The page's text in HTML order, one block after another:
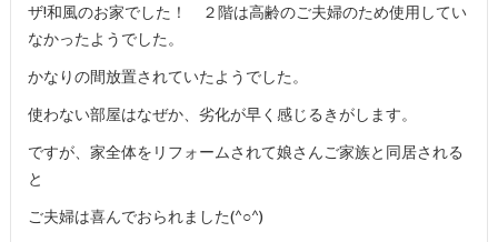
ザ!和風のお家でした！ ２階は高齢のご夫婦のため使用してい
なかったようでした。
かなりの間放置されていたようでした。
使わない部屋はなぜか、劣化が早く感じるきがします。
ですが、家全体をリフォームされて娘さんご家族と同居される
と
ご夫婦は喜んでおられました(^○^)